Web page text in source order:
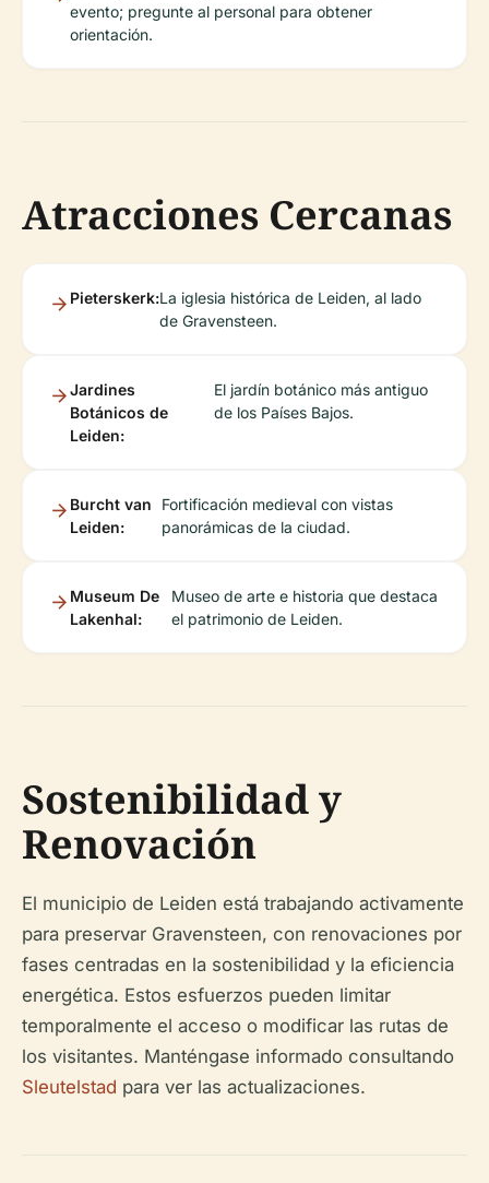
evento; pregunte al personal para obtener
orientación.
Atracciones Cercanas
Pieterskerk:La iglesia histórica de Leiden, al lado
de Gravensteen.
Jardines
Botánicos de
Leiden:
El jardín botánico más antiguo
de los Países Bajos.
Burcht van
Leiden:
Fortificación medieval con vistas
panorámicas de la ciudad.
Museum De
Lakenhal:
Museo de arte e historia que destaca
el patrimonio de Leiden.
Sostenibilidad y
Renovación
El municipio de Leiden está trabajando activamente
para preservar Gravensteen, con renovaciones por
fases centradas en la sostenibilidad y la eficiencia
energética. Estos esfuerzos pueden limitar
temporalmente el acceso o modificar las rutas de
los visitantes. Manténgase informado consultando
Sleutelstad para ver las actualizaciones.